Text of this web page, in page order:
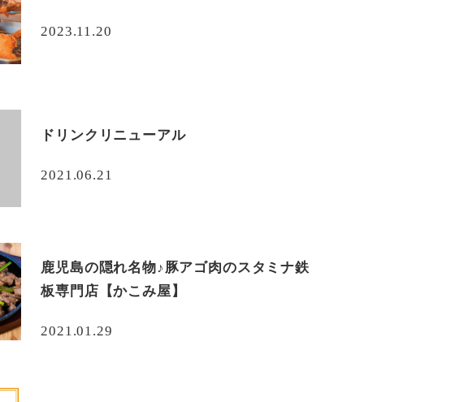
2023.11.20
ドリンクリニューアル
2021.06.21
鹿児島の隠れ名物♪豚アゴ肉のスタミナ鉄
板専門店【かこみ屋】
2021.01.29